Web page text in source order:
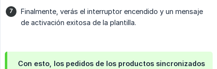
Finalmente, verás el interruptor encendido y un mensaje
de activación exitosa de la plantilla.
Con esto, los pedidos de los productos sincronizados